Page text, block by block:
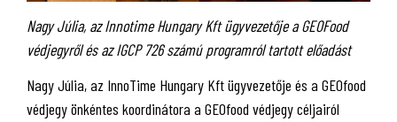
Nagy Júlia, az Innotime Hungary Kft ügyvezetője a GEOFood
védjegyről és az IGCP 726 számú programról tartott előadást
Nagy Júlia, az InnoTime Hungary Kft ügyvezetője és a GEOfood
védjegy önkéntes koordinátora a GEOfood védjegy céljairól